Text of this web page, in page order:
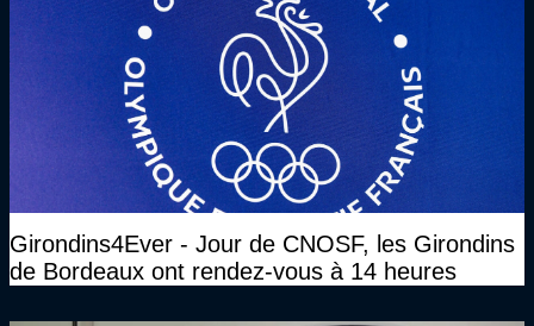
Girondins4Ever - Jour de CNOSF, les Girondins
de Bordeaux ont rendez-vous à 14 heures